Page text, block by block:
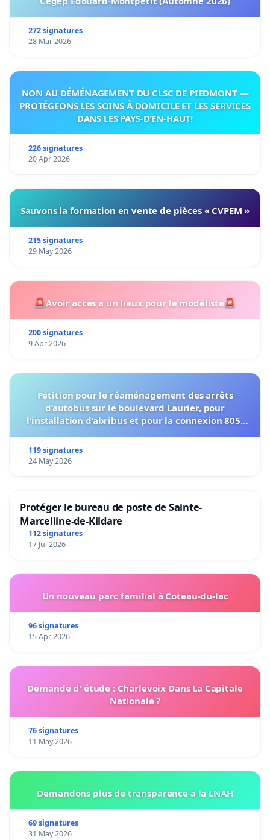
272 signatures
28 Mar 2026
NON AU DÉMÉNAGEMENT DU CLSC DE PIEDMONT —
PROTÉGEONS LES SOINS À DOMICILE ET LES SERVICES
DANS LES PAYS-D’EN-HAUT!
226 signatures
20 Apr 2026
Sauvons la formation en vente de pièces « CVPEM »
215 signatures
29 May 2026
🚨Avoir acces a un lieux pour le modéliste🚨
200 signatures
9 Apr 2026
Pétition pour le réaménagement des arrêts
d’autobus sur le boulevard Laurier, pour
l’installation d’abribus et pour la connexion 805-
119 signatures
24 May 2026
Protéger le bureau de poste de Sainte-
Marcelline-de-Kildare
112 signatures
17 Jul 2026
Un nouveau parc familial à Coteau-du-lac
96 signatures
15 Apr 2026
Demande d' étude : Charlevoix Dans La Capitale
Nationale ?
76 signatures
11 May 2026
Demandons plus de transparence a la LNAH
69 signatures
31 May 2026